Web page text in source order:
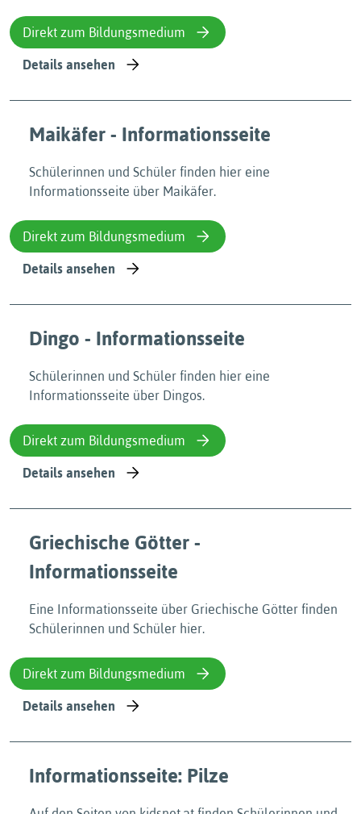
Direkt zum Bildungsmedium
Details ansehen
Maikäfer - Informationsseite
Schülerinnen und Schüler finden hier eine
Informationsseite über Maikäfer.
Direkt zum Bildungsmedium
Details ansehen
Dingo - Informationsseite
Schülerinnen und Schüler finden hier eine
Informationsseite über Dingos.
Direkt zum Bildungsmedium
Details ansehen
Griechische Götter -
Informationsseite
Eine Informationsseite über Griechische Götter finden
Schülerinnen und Schüler hier.
Direkt zum Bildungsmedium
Details ansehen
Informationsseite: Pilze